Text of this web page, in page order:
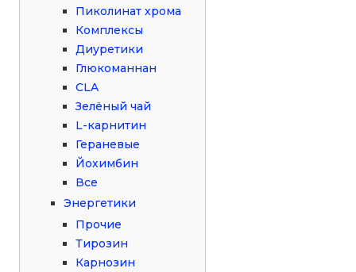
Пиколинат хрома
Комплексы
Диуретики
Глюкоманнан
CLA
Зелёный чай
L-карнитин
Гераневые
Йохимбин
Все
Энергетики
Прочие
Тирозин
Карнозин